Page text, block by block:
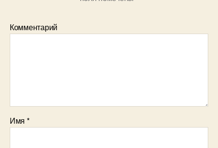
Комментарий
Имя *